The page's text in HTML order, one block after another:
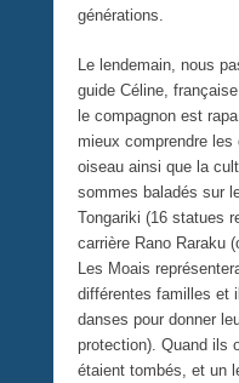
générations.
Le lendemain, nous
guide Céline,
le compagnon est
mieux comprendre
oiseau ainsi que la
sommes baladés sur
Tongariki (16 statues
carrière Rano Raraku
Les Moais
différentes familles et
danses pour donner
protection). Quand ils
étaient tombés, et un